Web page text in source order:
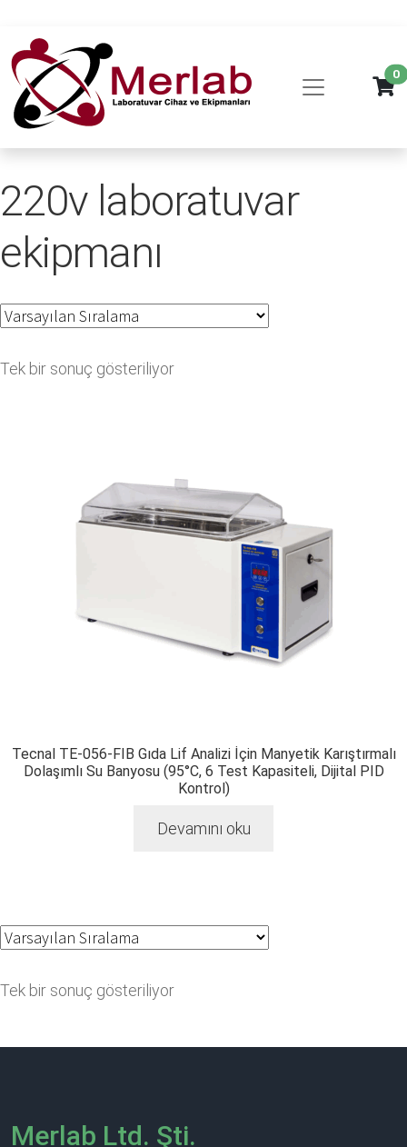
0
220v laboratuvar
ekipmanı
Tek bir sonuç gösteriliyor
Tecnal TE-056-FIB Gıda Lif Analizi İçin Manyetik Karıştırmalı
Dolaşımlı Su Banyosu (95°C, 6 Test Kapasiteli, Dijital PID
Kontrol)
Devamını oku
Tek bir sonuç gösteriliyor
Merlab Ltd. Şti.